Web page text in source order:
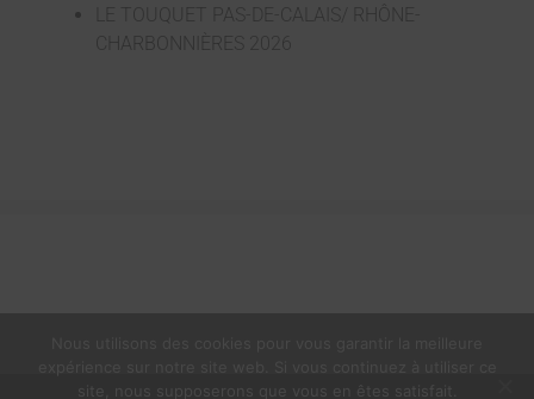
LE TOUQUET PAS-DE-CALAIS/ RHÔNE-
CHARBONNIÈRES 2026
site, nous supposerons que vous en êtes satisfait.